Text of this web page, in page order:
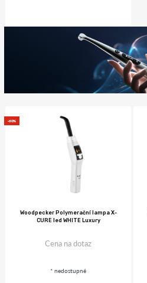
-30%
Woodpecker Polymerační lampa X-
CURE led WHITE Luxury
Cena na dotaz
* nedostupné